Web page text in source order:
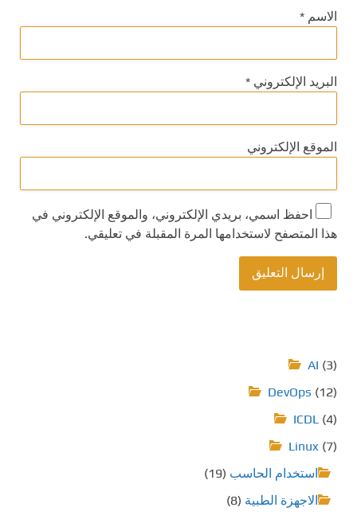
الاسم *
البريد الإلكتروني *
الموقع الإلكتروني
احفظ اسمي، بريدي الإلكتروني، والموقع الإلكتروني في
هذا المتصفح لاستخدامها المرة المقبلة في تعليقي.
AI (3)
DevOps (12)
ICDL (4)
Linux (7)
استخدام الحاسب (19)
الاجهزة الطبية (8)